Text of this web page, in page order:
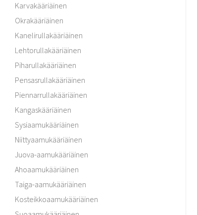
Karvakääriäinen
Okrakääriäinen
Kanelirullakääriäinen
Lehtorullakääriäinen
Piharullakääriäinen
Pensasrullakääriäinen
Piennarrullakääriäinen
Kangaskääriäinen
Sysiaamukääriäinen
Niittyaamukääriäinen
Juova-aamukääriäinen
Ahoaamukääriäinen
Taiga-aamukääriäinen
Kosteikkoaamukääriäinen